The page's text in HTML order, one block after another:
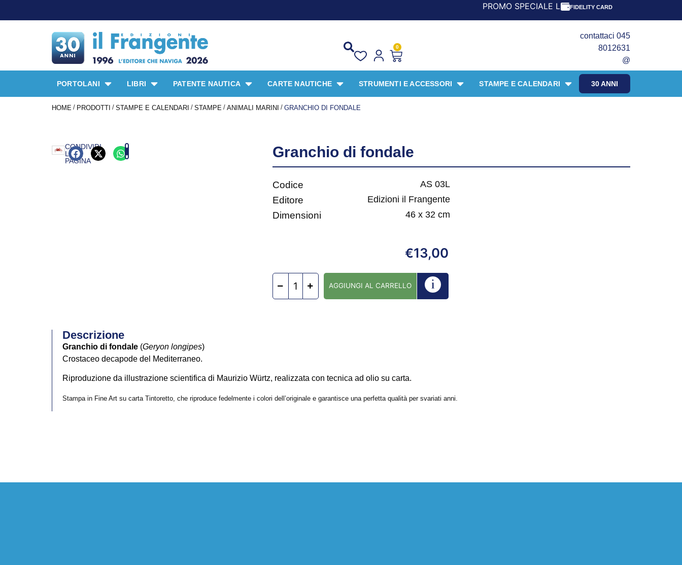
PROMO SPECIALE LIBRI PER I 30 ANNI DEL
FIDELITY CARD
0
contattaci 045
8012631
@
30 ANNI
PORTOLANI LIBRI PATENTE NAUTICA CARTE NAUTICHE STRUMENTI E ACCESSORI STAMPE E CALENDARI
HOME / PRODOTTI / STAMPE E CALENDARI / STAMPE / ANIMALI MARINI / GRANCHIO DI FONDALE
CONDIVIDI
LA
PAGINA
Granchio di fondale
Codice AS 03L
Editore Edizioni il Frangente
Dimensioni 46 x 32 cm
€13,00
AGGIUNGI AL CARRELLO
Descrizione
Granchio di fondale (Geryon longipes)
Crostaceo decapode del Mediterraneo.
Riproduzione da illustrazione scientifica di Maurizio Würtz, realizzata con tecnica ad olio su carta.
Stampa in Fine Art su carta Tintoretto, che riproduce fedelmente i colori dell’originale e garantisce una perfetta qualità per svariati anni.